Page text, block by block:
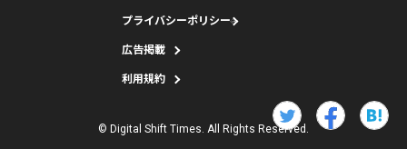
プライバシーポリシー
広告掲載
利用規約
© Digital Shift Times. All Rights Reserved.